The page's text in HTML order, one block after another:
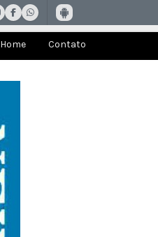
Home Contato